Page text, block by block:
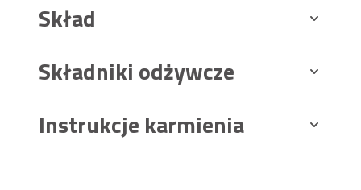
Skład
Składniki odżywcze
Instrukcje karmienia